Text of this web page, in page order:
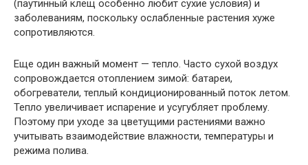
(паутинный клещ особенно любит сухие условия) и
заболеваниям, поскольку ослабленные растения хуже
сопротивляются.
Еще один важный момент — тепло. Часто сухой воздух
сопровождается отоплением зимой: батареи,
обогреватели, теплый кондиционированный поток летом.
Тепло увеличивает испарение и усугубляет проблему.
Поэтому при уходе за цветущими растениями важно
учитывать взаимодействие влажности, температуры и
режима полива.